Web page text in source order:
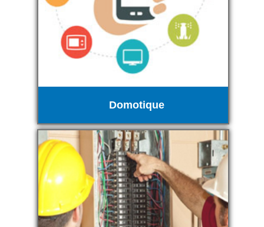
Domotique